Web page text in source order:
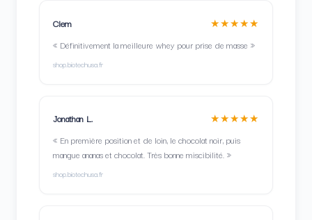
Clem ★★★★★
« Définitivement la meilleure whey pour prise de masse »
shop.biotechusa.fr
Jonathan L. ★★★★★
« En première position et de loin, le chocolat noir, puis
mangue ananas et chocolat. Très bonne miscibilité. »
shop.biotechusa.fr